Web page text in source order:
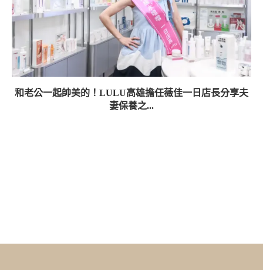
和老公一起帥美的！LULU高雄擔任薇佳一日店長分享夫
妻保養之...